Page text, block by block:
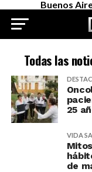
Buenos
Todas las
25
VIDA
de